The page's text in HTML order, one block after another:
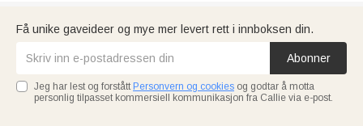
Få unike gaveideer og mye mer levert rett i innboksen din.
Abonner
Jeg har lest og forstått Personvern og cookies og godtar å motta
personlig tilpasset kommersiell kommunikasjon fra Callie via e-post.